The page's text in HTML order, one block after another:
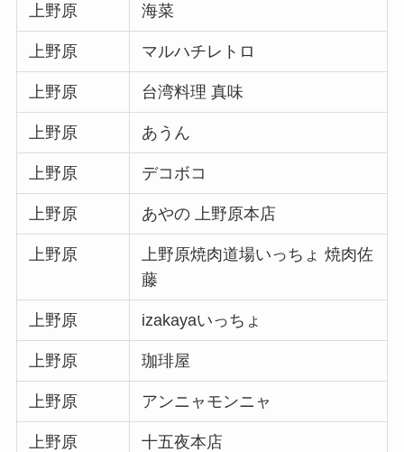
上野原 海菜
上野原 マルハチレトロ
上野原 台湾料理 真味
上野原 あうん
上野原 デコボコ
上野原 あやの 上野原本店
上野原
上野原焼肉道場いっちょ 焼肉佐
藤
上野原 izakayaいっちょ
上野原 珈琲屋
上野原 アンニャモンニャ
上野原 十五夜本店